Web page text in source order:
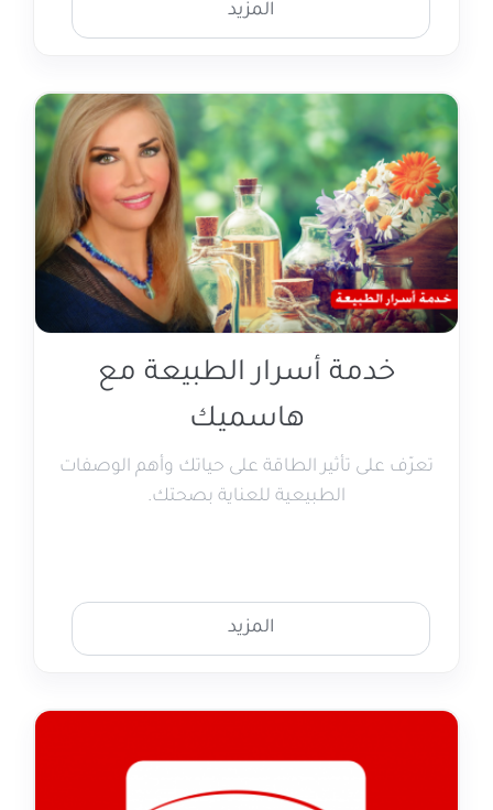
المزيد
خدمة أسرار الطبيعة مع
هاسميك
تعرّف على تأثير الطاقة على حياتك وأهم الوصفات
الطبيعية للعناية بصحتك.
المزيد